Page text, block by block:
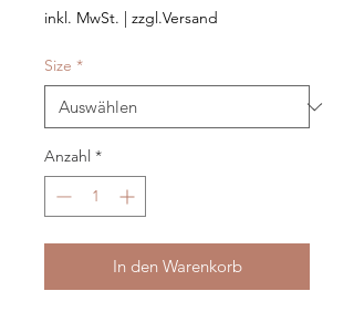
inkl. MwSt. | zzgl.Versand
Size *
Anzahl *
In den Warenkorb